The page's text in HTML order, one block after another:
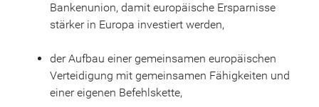
Bankenunion, damit europäische Ersparnisse
stärker in Europa investiert werden,
der Aufbau einer gemeinsamen europäischen
Verteidigung mit gemeinsamen Fähigkeiten und
einer eigenen Befehlskette,